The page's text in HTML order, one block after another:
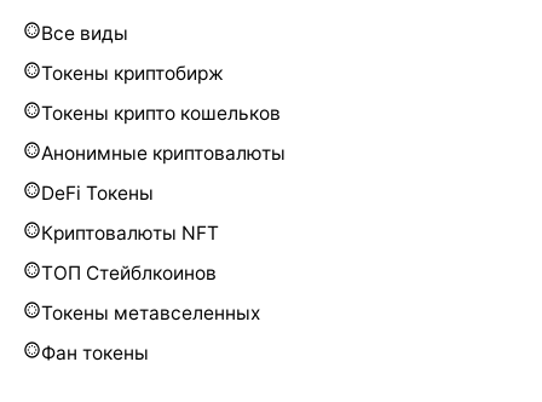
Все виды
Токены криптобирж
Токены крипто кошельков
Анонимные криптовалюты
DeFi Токены
Криптовалюты NFT
ТОП Стейблкоинов
Токены метавселенных
Фан токены